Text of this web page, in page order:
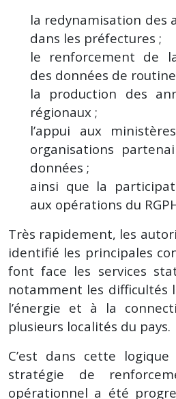
la redynamisation des
dans les préfectures ;
le renforcement de
des données de
la production des
régionaux ;
l’appui aux
organisations
données ;
ainsi que la
aux opérations du
Très rapidement, les
identifié les principales
font face les services
notamment les difficultés
l’énergie et à la
plusieurs localités du pays.
C’est dans cette
stratégie de
opérationnel a été